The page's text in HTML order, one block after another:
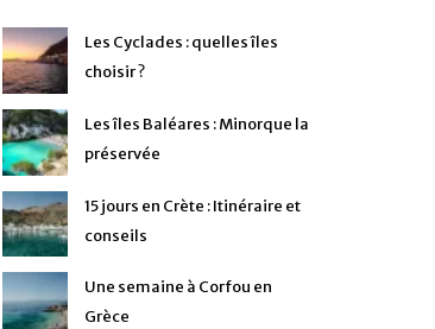
Les Cyclades : quelles îles
choisir ?
Les îles Baléares : Minorque la
préservée
15 jours en Crète : Itinéraire et
conseils
Une semaine à Corfou en
Grèce